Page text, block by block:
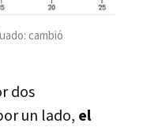
cambió
dos
un lado, el